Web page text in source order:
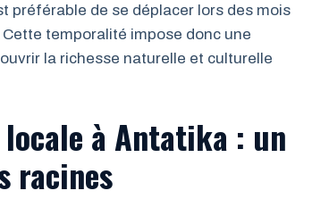
préférable de se déplacer lors des mois
temporalité impose donc une
la richesse naturelle et culturelle
à Antatika : un
racines